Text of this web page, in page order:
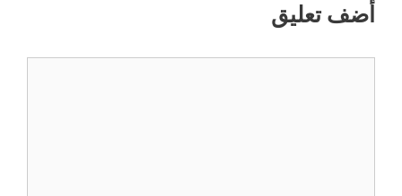
أضف تعليق